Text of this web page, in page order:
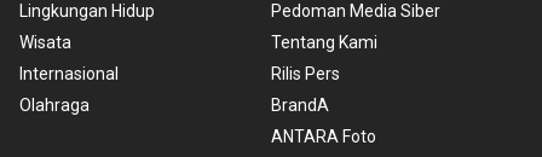
Lingkungan Hidup
Wisata
Internasional
Olahraga
Pedoman Media Siber
Tentang Kami
Rilis Pers
BrandA
ANTARA Foto